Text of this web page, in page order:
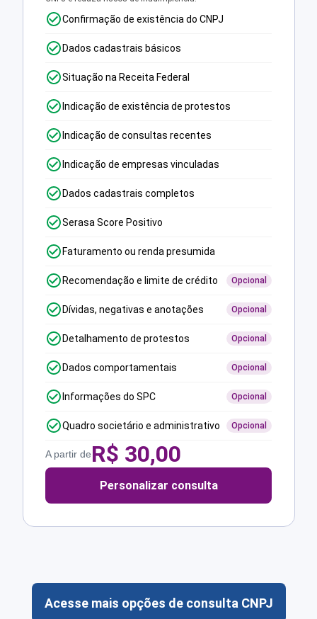
Confirmação de existência do CNPJ
Dados cadastrais básicos
Situação na Receita Federal
Indicação de existência de protestos
Indicação de consultas recentes
Indicação de empresas vinculadas
Dados cadastrais completos
Serasa Score Positivo
Faturamento ou renda presumida
Recomendação e limite de crédito Opcional
Dívidas, negativas e anotações Opcional
Detalhamento de protestos Opcional
Dados comportamentais Opcional
Informações do SPC Opcional
Quadro societário e administrativo Opcional
A partir deR$ 30,00
Personalizar consulta
Acesse mais opções de consulta CNPJ